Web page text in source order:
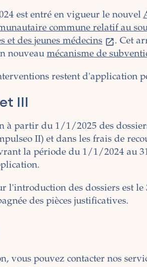
est entré en vigueur le nouvel
commune relatif au
des jeunes médecins
. Cet
nouveaumécanisme de
restent d'application
III
à partir du 1/1/2025 des
II) et dans les frais de
la période du 1/1/2024 au
l'introduction des dossiers est le
des pièces justificatives.
vous pouvez contacter nos